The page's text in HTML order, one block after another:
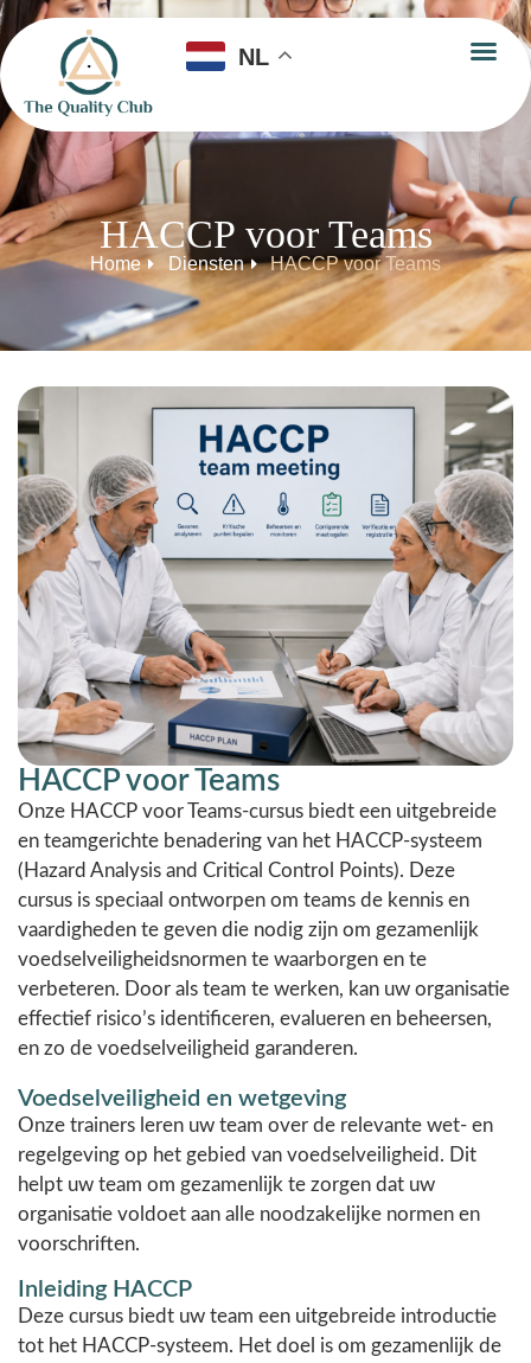
NL
HACCP voor Teams
Home Diensten HACCP voor Teams
HACCP voor Teams
Onze HACCP voor Teams-cursus biedt een uitgebreide
en teamgerichte benadering van het HACCP-systeem
(Hazard Analysis and Critical Control Points). Deze
cursus is speciaal ontworpen om teams de kennis en
vaardigheden te geven die nodig zijn om gezamenlijk
voedselveiligheidsnormen te waarborgen en te
verbeteren. Door als team te werken, kan uw organisatie
effectief risico’s identificeren, evalueren en beheersen,
en zo de voedselveiligheid garanderen.
Voedselveiligheid en wetgeving
Onze trainers leren uw team over de relevante wet- en
regelgeving op het gebied van voedselveiligheid. Dit
helpt uw team om gezamenlijk te zorgen dat uw
organisatie voldoet aan alle noodzakelijke normen en
voorschriften.
Inleiding HACCP
Deze cursus biedt uw team een uitgebreide introductie
tot het HACCP-systeem. Het doel is om gezamenlijk de